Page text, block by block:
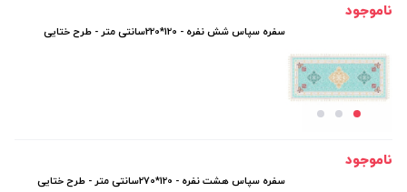
ناموجود
سفره سپاس شش نفره - 120*220سانتی متر - طرح ختایی
ناموجود
سفره سپاس هشت نفره - 120*270سانتی متر - طرح ختایی